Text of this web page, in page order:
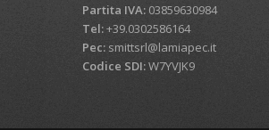
Partita IVA: 03859630984
Tel:+39.0302586164
Pec: smittsrl@lamiapec.it
Codice SDI:W7YVJK9